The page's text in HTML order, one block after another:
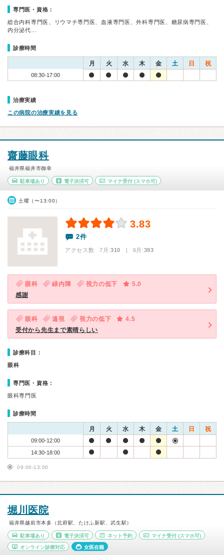
専門医・資格：
総合内科専門医、リウマチ専門医、血液専門医、外科専門医、糖尿病専門医、
内分泌代…
診療時間
月 火 水 木 金 土 日 祝
08:30-17:00
治療実績
この病院の治療実績を見る
齋藤眼科
福井県福井市御幸
駐車場あり 電子決済可 マイナ受付 (スマホ可)
土曜（〜13:00）
3.83
2件
アクセス数 7月:310 | 6月:393
眼科 緑内障 視力の低下
5.0
感謝
眼科 遠視 視力の低下
4.5
受付から先生まで素晴らしい
診療科目：
眼科
専門医・資格：
眼科専門医
診療時間
月 火 水 木 金 土 日 祝
09:00-12:00
14:30-18:00
09:00-13:00
堀川医院
福井県越前市本多（北府駅、たけふ新駅、武生駅）
駐車場あり 電子決済可 ネット予約 マイナ受付 (スマホ可)
オンライン診療対応 女医在籍